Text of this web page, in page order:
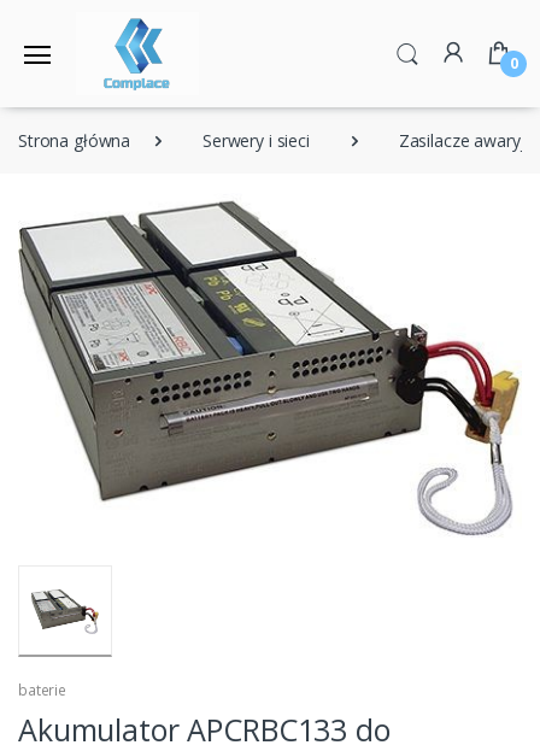
0
Strona główna Serwery i sieci Zasilacze
baterie
Akumulator APCRBC133 do